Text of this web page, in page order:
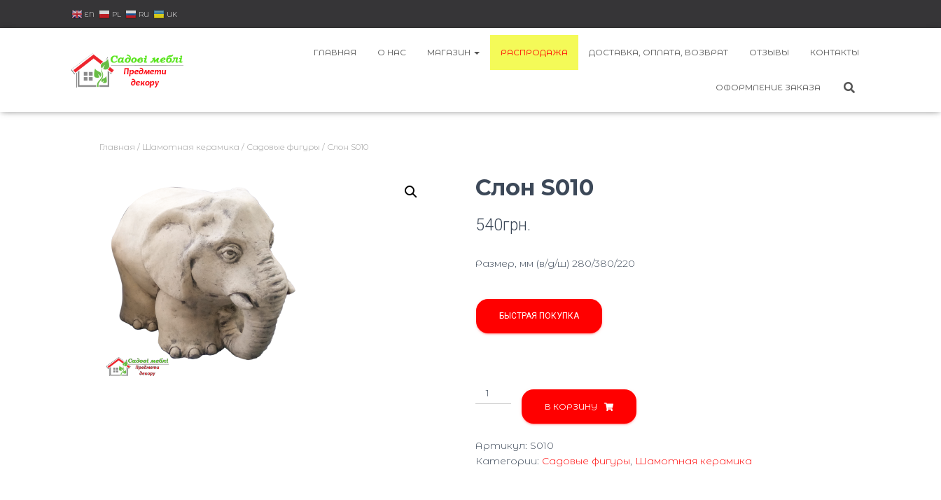
EN PL RU UK
ГЛАВНАЯ О НАС МАГАЗИН РАСПРОДАЖА ДОСТАВКА, ОПЛАТА, ВОЗВРАТ ОТЗЫВЫ КОНТАКТЫ
ОФОРМЛЕНИЕ ЗАКАЗА
Главная / Шамотная керамика / Садовые фигуры / Слон S010
Слон S010
540грн.
Размер, мм (в/д/ш) 280/380/220
БЫСТРАЯ ПОКУПКА
Количество
товара
В КОРЗИНУ
Артикул: S010
Категории: Садовые фигуры, Шамотная керамика